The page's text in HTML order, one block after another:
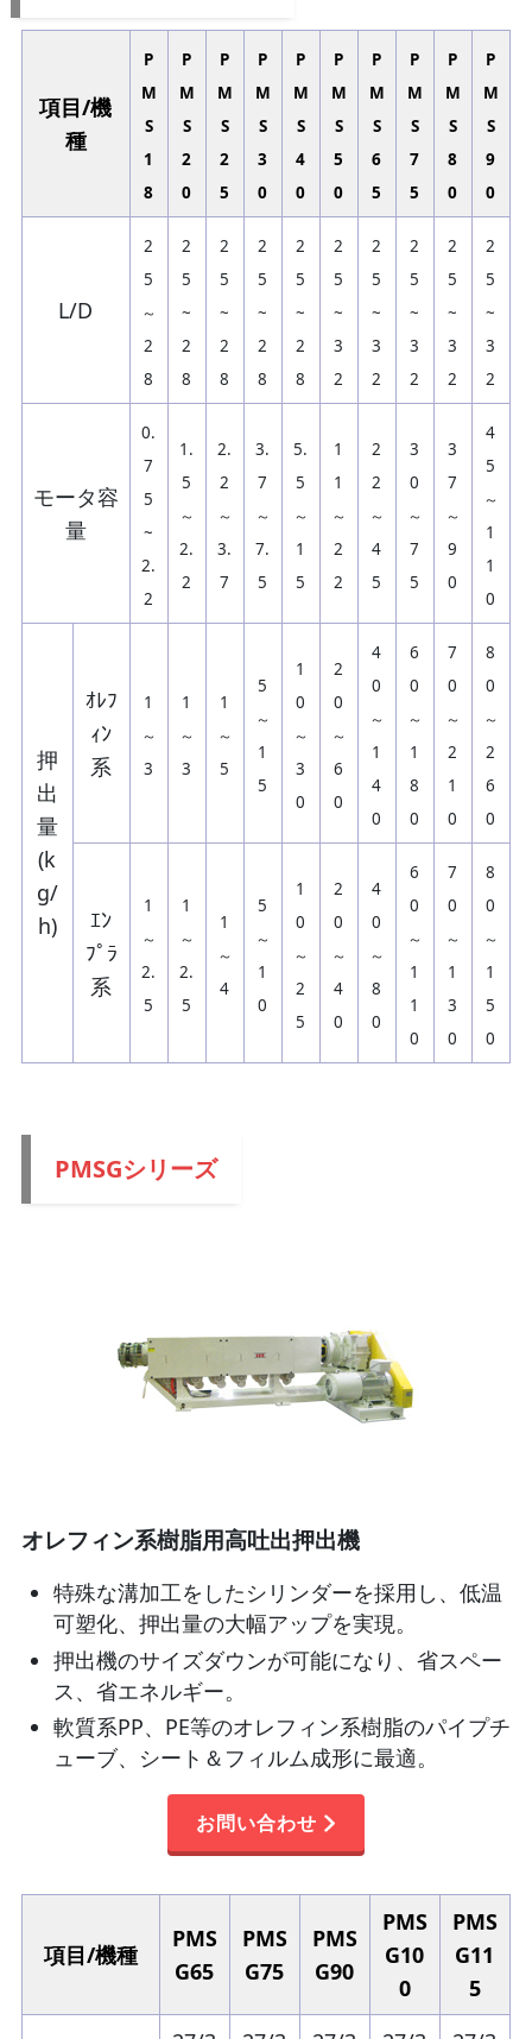
項目/機
種
P
M
S
1
8
P
M
S
2
0
P
M
S
2
5
P
M
S
3
0
P
M
S
4
0
P
M
S
5
0
P
M
S
6
5
P
M
S
7
5
P
M
S
8
0
P
M
S
9
0
L/D
2
5
～
2
8
2
5
~
2
8
2
5
~
2
8
2
5
~
2
8
2
5
~
2
8
2
5
~
3
2
2
5
~
3
2
2
5
~
3
2
2
5
~
3
2
2
5
~
3
2
モータ容
量
0.
7
5
~
2.
2
1.
5
～
2.
2
2.
2
～
3.
7
3.
7
～
7.
5
5.
5
～
1
5
1
1
～
2
2
2
2
～
4
5
3
0
～
7
5
3
7
～
9
0
4
5
～
1
1
0
押
出
量
(k
g/
h)
ｵﾚﾌ
ｨﾝ
系
1
～
3
1
～
3
1
～
5
5
～
1
5
1
0
～
3
0
2
0
～
6
0
4
0
～
1
4
0
6
0
～
1
8
0
7
0
～
2
1
0
8
0
～
2
6
0
ｴﾝ
ﾌﾟﾗ
系
1
～
2.
5
1
～
2.
5
1
～
4
5
～
1
0
1
0
～
2
5
2
0
～
4
0
4
0
～
8
0
6
0
～
1
1
0
7
0
～
1
3
0
8
0
～
1
5
0
PMSGシリーズ
オレフィン系樹脂用高吐出押出機
特殊な溝加工をしたシリンダーを採用し、低温
可塑化、押出量の大幅アップを実現。
押出機のサイズダウンが可能になり、省スペー
ス、省エネルギー。
軟質系PP、PE等のオレフィン系樹脂のパイプチ
ューブ、シート＆フィルム成形に最適。
お問い合わせ
項目/機種
PMS
G65
PMS
G75
PMS
G90
PMS
G10
0
PMS
G11
5